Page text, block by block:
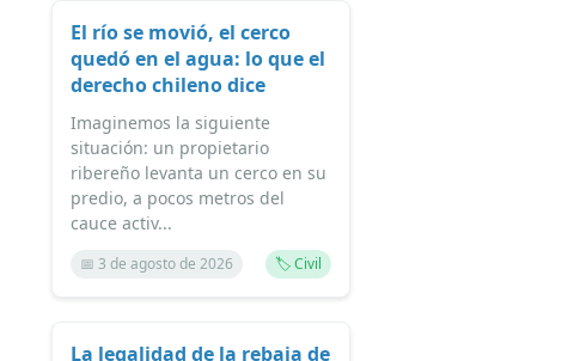
El río se movió, el cerco
quedó en el agua: lo que el
derecho chileno dice
Imaginemos la siguiente
situación: un propietario
ribereño levanta un cerco en su
predio, a pocos metros del
cauce activ...
📅 3 de agosto de 2026 🏷️ Civil
La legalidad de la rebaja de